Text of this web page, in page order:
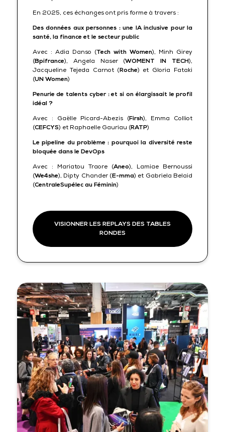
En 2025, ces échanges ont pris forme à travers :
Des données aux personnes : une IA inclusive pour la
santé, la finance et le secteur public
Avec : Adia Danso (Tech with Women), Minh Girey
(Bpifrance), Angela Naser (WOMENT IN TECH),
Jacqueline Tejeda Carnot (Roche) et Gloria Fataki
(UN Women)
Penurie de talents cyber : et si on élargissait le profil
idéal ?
Avec :
Gaëlle Picard-Abezis (Firsh), Emma Colliot
(CEFCYS) et Raphaelle Gauriau (RATP)
Le pipeline du problème : pourquoi la diversité reste
bloquée dans le DevOps
Avec : Mariatou Traore (Aneo), Lamiae Bernoussi
(We4she), Dipty Chander (E-mma) et Gabriela Belaid
(CentraleSupélec au Féminin)
VISIONNER LES REPLAYS DES TABLES
RONDES